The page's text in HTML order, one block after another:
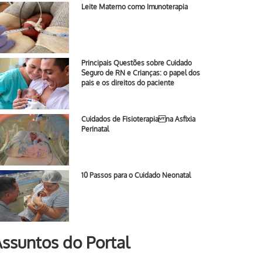
Leite Materno como Imunoterapia
Principais Questões sobre Cuidado
Seguro de RN e Crianças: o papel dos
pais e os direitos do paciente
Cuidados de Fisioterapia na Asfixia
Perinatal
10 Passos para o Cuidado Neonatal
do Portal